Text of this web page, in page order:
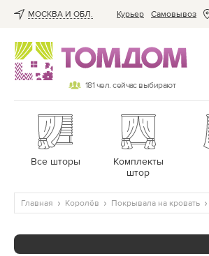
МОСКВА И ОБЛ. Курьер Cамовывоз
181 чел. сейчас выбирают
Все шторы
Комплекты
штор
Главная Королёв Покрывала на кровать